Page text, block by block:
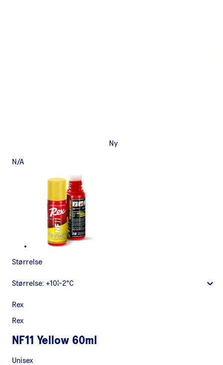
Ny
N/A
Størrelse
Størrelse: +10¦-2°C
Rex
Rex
NF11 Yellow 60ml
Unisex